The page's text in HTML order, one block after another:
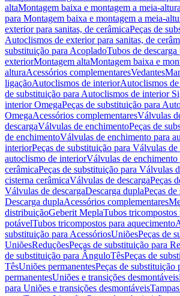
altaMontagem baixa e montagem a meia-altura
para Montagem baixa e montagem a meia-
exterior para sanitas, de cerâmicaPeças de
Autoclismos de exterior para sanitas, de
substituição para AcopladoTubos de
exteriorMontagem altaMontagem baixa e
alturaAcessórios complementaresVedantes
ligaçãoAutoclismos de interiorAutoclismos
de substituição para Autoclismos de interior
interior OmegaPeças de substituição para
OmegaAcessórios complementaresVálvulas
descargaVálvulas de enchimentoPeças de
de enchimentoVálvulas de enchimento para
interiorPeças de substituição para Válvulas
autoclismo de interiorVálvulas de enchimento
cerâmicaPeças de substituição para Válvulas
cisterna cerâmicaVálvulas de descargaPeças
Válvulas de descargaDescarga duplaPeças
Descarga duplaAcessórios complementares
distribuiçãoGeberit MeplaTubos tricompostos
potávelTubos tricompostos para aquecimento
substituição para AcessóriosUniõesPeças de
UniõesReduçõesPeças de substituição para
de substituição para ÂnguloTêsPeças de
TêsUniões permanentesPeças de substituição
permanentesUniões e transições desmontáveis
para Uniões e transições desmontáveisTampas